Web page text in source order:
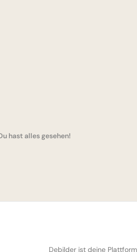
hast alles gesehen!
Debilder ist deine